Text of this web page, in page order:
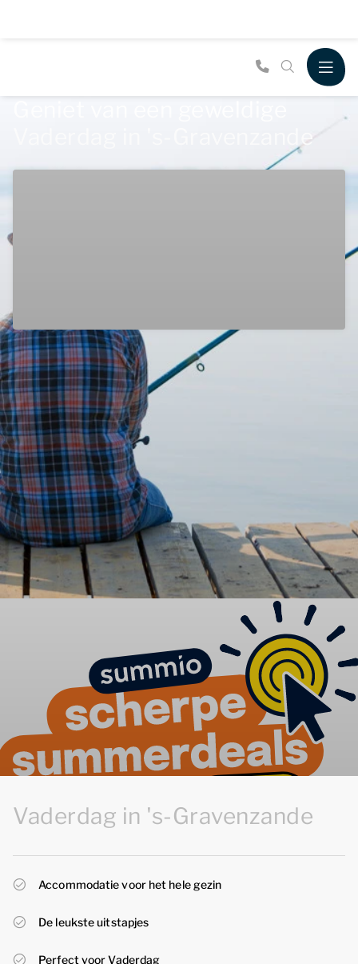
Vaderdag in 's-Gravenzande
Vaderdag in 's-Gravenzande
Accommodatie voor het hele gezin
De leukste uitstapjes
Perfect voor Vaderdag